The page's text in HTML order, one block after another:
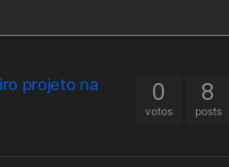
projeto na
0
votos
8
posts